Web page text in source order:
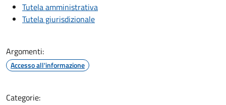
Tutela amministrativa
Tutela giurisdizionale
Argomenti:
Accesso all'informazione
Categorie: